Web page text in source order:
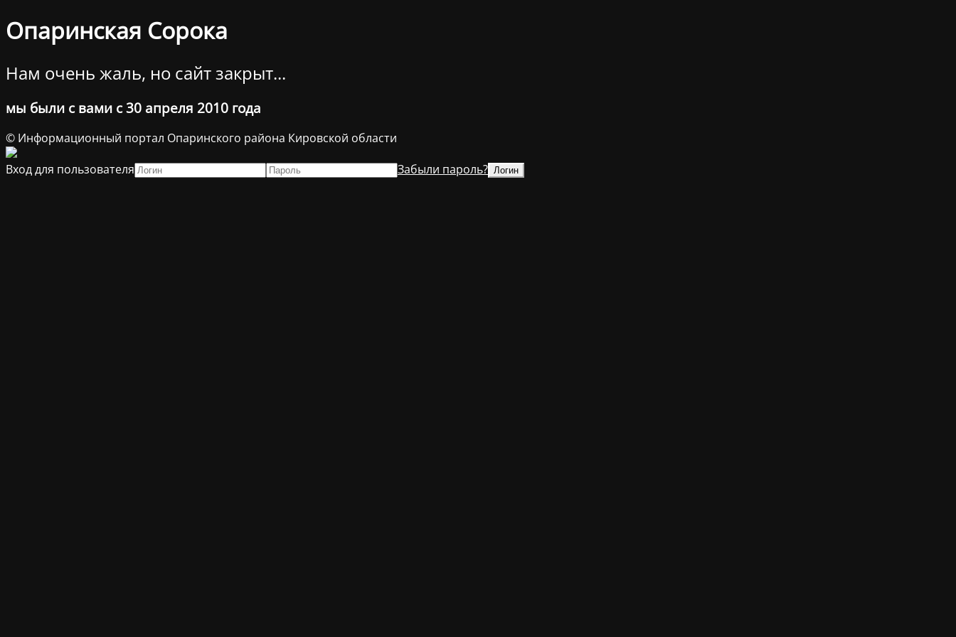
Опаринская Сорока
Нам очень жаль, но сайт закрыт...
мы были с вами с 30 апреля 2010 года
© Информационный портал Опаринского района Кировской области
Вход для пользователя
Забыли пароль?